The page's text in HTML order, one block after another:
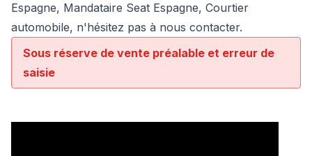
Espagne, Mandataire Seat Espagne, Courtier
automobile, n'hésitez pas à nous contacter.
Sous réserve de vente préalable et erreur de
saisie